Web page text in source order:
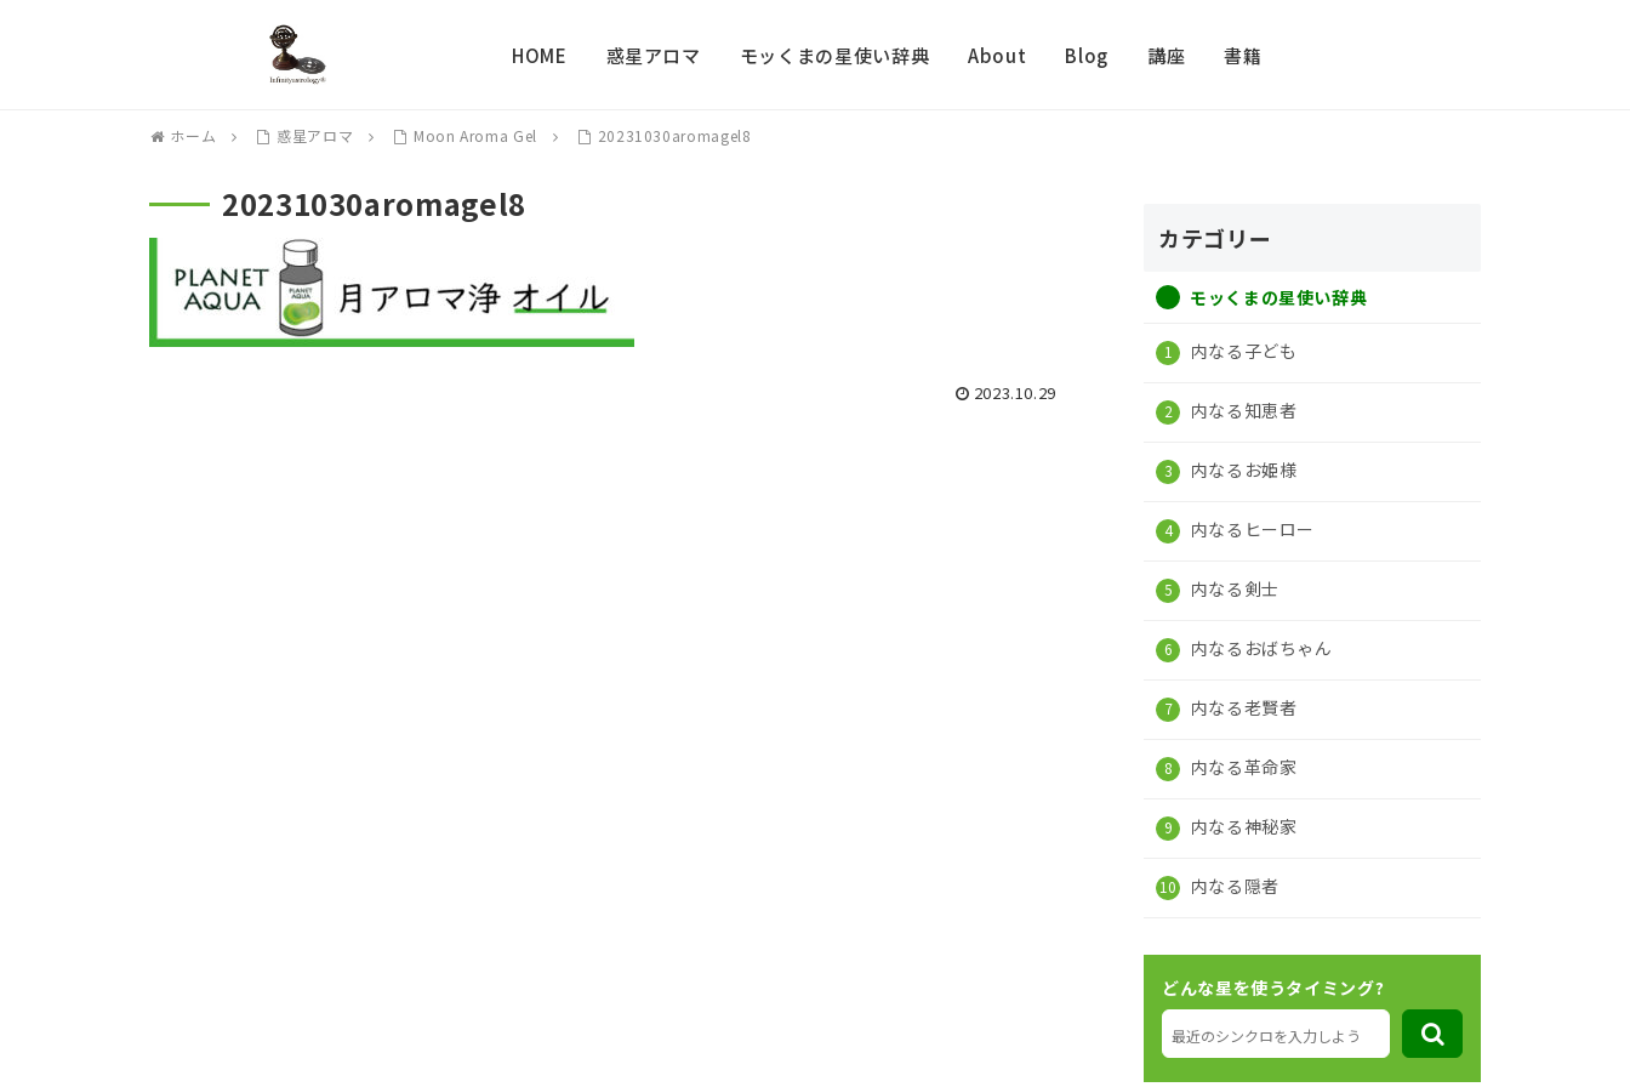
HOME 惑星アロマ モッくまの星使い辞典 About Blog 講座 書籍
ホーム 惑星アロマ Moon Aroma Gel 20231030aromagel8
20231030aromagel8
2023.10.29
カテゴリー
モッくまの星使い辞典
内なる子ども
内なる知恵者
内なるお姫様
内なるヒーロー
内なる剣士
内なるおばちゃん
内なる老賢者
内なる革命家
内なる神秘家
内なる隠者
どんな星を使うタイミング?